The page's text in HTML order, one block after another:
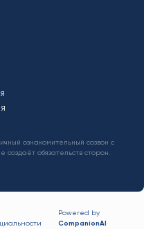
ознакомительный созвон с
обязательств сторон.
Powered by
CompanionAI